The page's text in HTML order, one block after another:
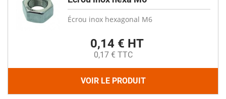
Écrou inox hexagonal M6
0,14 € HT
0,17 € TTC
VOIR LE PRODUIT